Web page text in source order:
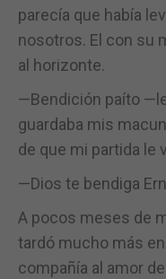
parecía que había
nosotros. El con su
al horizonte.
—Bendición paíto
guardaba mis
de que mi partida le
—Dios te bendiga
A pocos meses de
tardó mucho más
compañía al amor